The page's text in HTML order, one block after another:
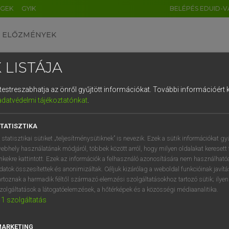
GYIK BELÉPÉS EDUID-
ELŐZMÉNYEK
angol szótár
fn abscissa
keresése szótárainkban
LISTÁJA
az önről gyűjtött információkat. További információért
tájékoztatónkat.
statisztikai sütiket „teljesítménysütiknek” is nevezik. Ezek a sütik információkat
használatának módjáról, többek között arról, hogy milyen oldalakat keresett
kattintott. Ezek az információk a felhasználó azonosítására nem
összesítettek és anonimizáltak. Céljuk kizárólag a weboldal funkcióinak
a harmadik féltől származó elemzési szolgáltatásokhoz tartozó sütik;
a látogatóelemzések, a hőtérképek és a közösségi médiaanalitika.
1 szolgáltatás
DE CN FR ES IT NL
1 2 3 4 5 6 7 8 9
q w e r t z u i
a s d f g h j k l é
í y x c v b n m , .